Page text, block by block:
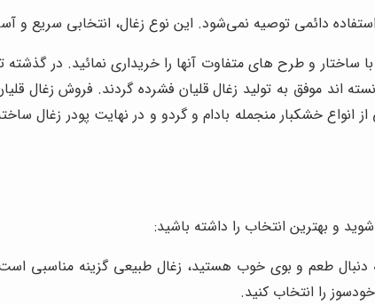
دائمی توصیه نمی‌شود. این نوع زغال، انتخابی سریع و
ساختار و طرح های متفاوت آنها را خریداری نمائید. در گذشته
اند موفق به تولید زغال قلیان فشرده گردند. فروش زغال
خشکبار منجمله بادام و گردو و در نهایت پودر زغال
و بهترین انتخاب را داشته باشید:
دنبال طعم و بوی خوب هستید، زغال طبیعی گزینه مناسبی
را انتخاب کنید.